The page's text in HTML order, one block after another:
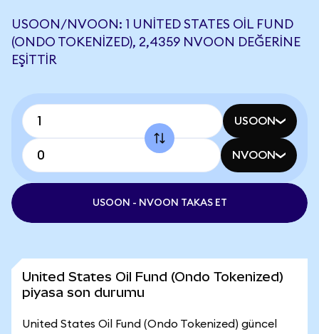
USOON/NVOON: 1 UNITED STATES OIL FUND
(ONDO TOKENIZED), 2,4359 NVOON DEĞERINE
EŞITTIR
USOON
NVOON
USOON - NVOON TAKAS ET
United States Oil Fund (Ondo Tokenized)
piyasa son durumu
United States Oil Fund (Ondo Tokenized) güncel